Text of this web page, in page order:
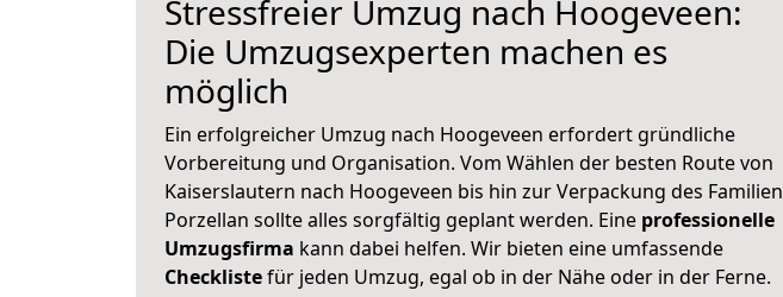
Stressfreier Umzug nach Hoogeveen:
Die Umzugsexperten machen es
möglich
Ein erfolgreicher Umzug nach Hoogeveen erfordert gründliche
Vorbereitung und Organisation. Vom Wählen der besten Route von
Kaiserslautern nach Hoogeveen bis hin zur Verpackung des Familien
Porzellan sollte alles sorgfältig geplant werden. Eine professionelle
Umzugsfirma kann dabei helfen. Wir bieten eine umfassende
Checklistefür jeden Umzug, egal ob in der Nähe oder in der Ferne.